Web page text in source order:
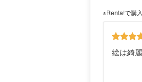
※Renta!で購
絵は綺